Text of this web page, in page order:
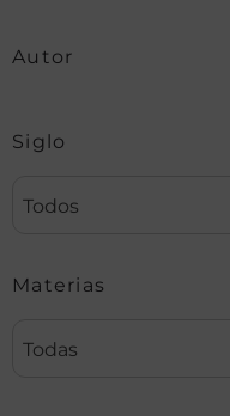
Autor
Siglo
Todos
Materias
Todas